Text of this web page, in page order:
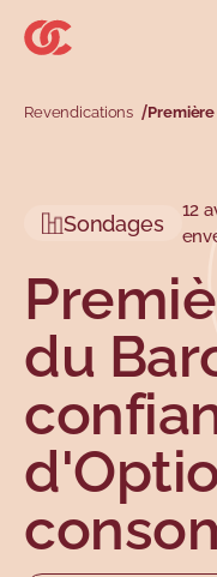
Sauter au menu
Sauter au champ de
Sauter au contenu
Sauter au pied de
Rechercher
Menu
Menu
Profils
Sujets
Types
Sujets
Revendications
Sondages
12
du